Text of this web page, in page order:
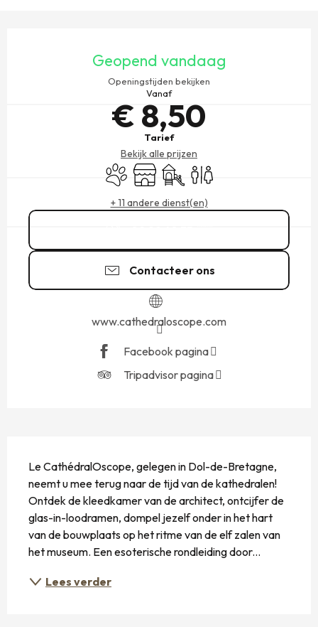
Geopend vandaag
Openingstijden bekijken
Vanaf
€ 8,50
Tarief
Bekijk alle prijzen
Dieren toegelaten
Winkel opKinderspelen / Speelruimte
Toiletten
+ 11 andere dienst(en)
Contacteer ons
www.cathedraloscope.com
Facebook pagina
Tripadvisor pagina
Le CathédralOscope, gelegen in Dol-de-Bretagne,
neemt u mee terug naar de tijd van de kathedralen!
Ontdek de kleedkamer van de architect, ontcijfer de
glas-in-loodramen, dompel jezelf onder in het hart
van de bouwplaats op het ritme van de elf zalen van
het museum. Een esoterische rondleiding door...
Lees verder